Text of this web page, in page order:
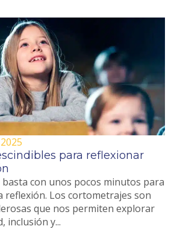
para reflexionar
basta con unos pocos minutos para
reflexión. Los cortometrajes son
que nos permiten explorar
inclusión y...